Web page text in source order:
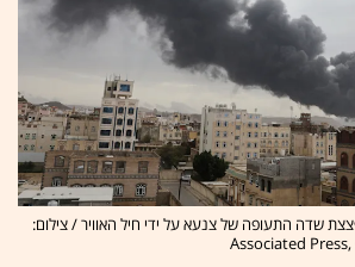
שדה התעופה של צנעא על ידי חיל האוויר / צילום:
Associated